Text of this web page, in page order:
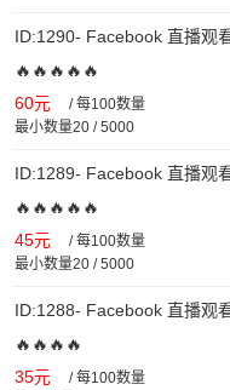
ID:1290- Facebook 直播观
🔥🔥🔥🔥🔥
60元 /每100数量
最小数量20 / 5000
ID:1289- Facebook 直播观
🔥🔥🔥🔥🔥
45元 /每100数量
最小数量20 / 5000
ID:1288- Facebook 直播观
🔥🔥🔥🔥
35元 /每100数量